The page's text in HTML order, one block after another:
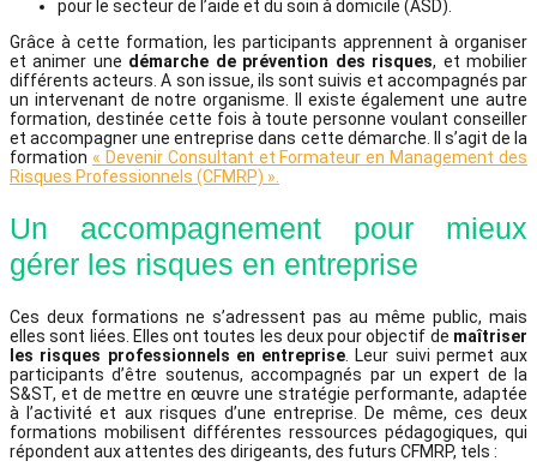
pour le secteur de l’aide et du soin à domicile (ASD).
Grâce à cette formation, les participants apprennent à organiser
et animer une démarche de prévention des risques, et mobilier
différents acteurs. A son issue, ils sont suivis et accompagnés par
un intervenant de notre organisme. Il existe également une autre
formation, destinée cette fois à toute personne voulant conseiller
et accompagner une entreprise dans cette démarche. Il s’agit de la
formation « Devenir Consultant et Formateur en Management des
Risques Professionnels (CFMRP) ».
Un accompagnement pour mieux
gérer les risques en entreprise
Ces deux formations ne s’adressent pas au même public, mais
elles sont liées. Elles ont toutes les deux pour objectif de maîtriser
les risques professionnels en entreprise . Leur suivi permet aux
participants d’être soutenus, accompagnés par un expert de la
S&ST, et de mettre en œuvre une stratégie performante, adaptée
à l’activité et aux risques d’une entreprise. De même, ces deux
formations mobilisent différentes ressources pédagogiques, qui
répondent aux attentes des dirigeants, des futurs CFMRP, tels :